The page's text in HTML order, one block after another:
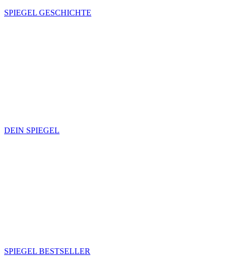
SPIEGEL GESCHICHTE
DEIN SPIEGEL
SPIEGEL BESTSELLER